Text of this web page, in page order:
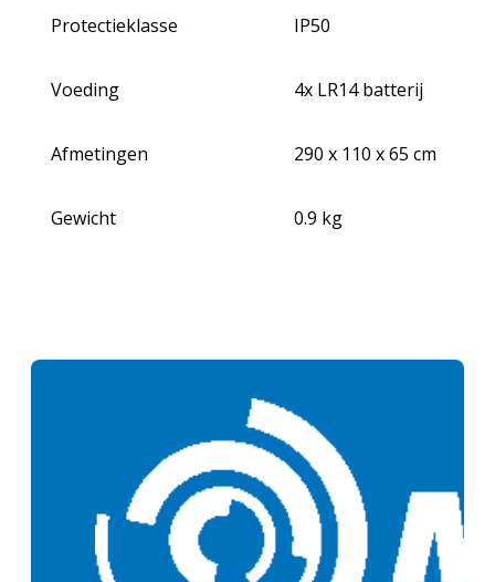
Protectieklasse IP50
Voeding 4x LR14 batterij
Afmetingen 290 x 110 x 65 cm
Gewicht 0.9 kg